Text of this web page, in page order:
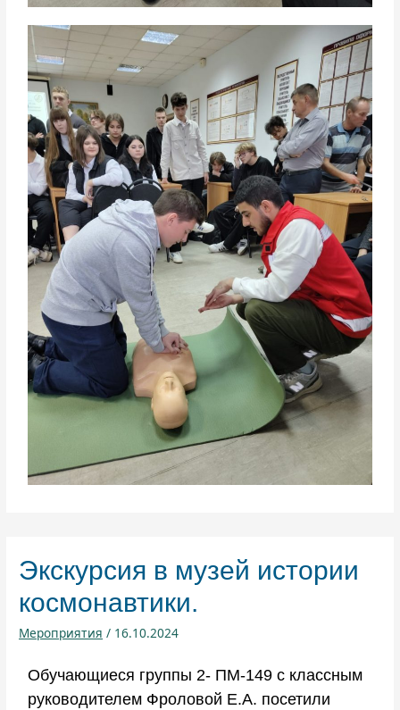
Экскурсия в музей истории
космонавтики.
Мероприятия / 16.10.2024
Обучающиеся группы 2- ПМ-149 с классным
руководителем Фроловой Е.А. посетили